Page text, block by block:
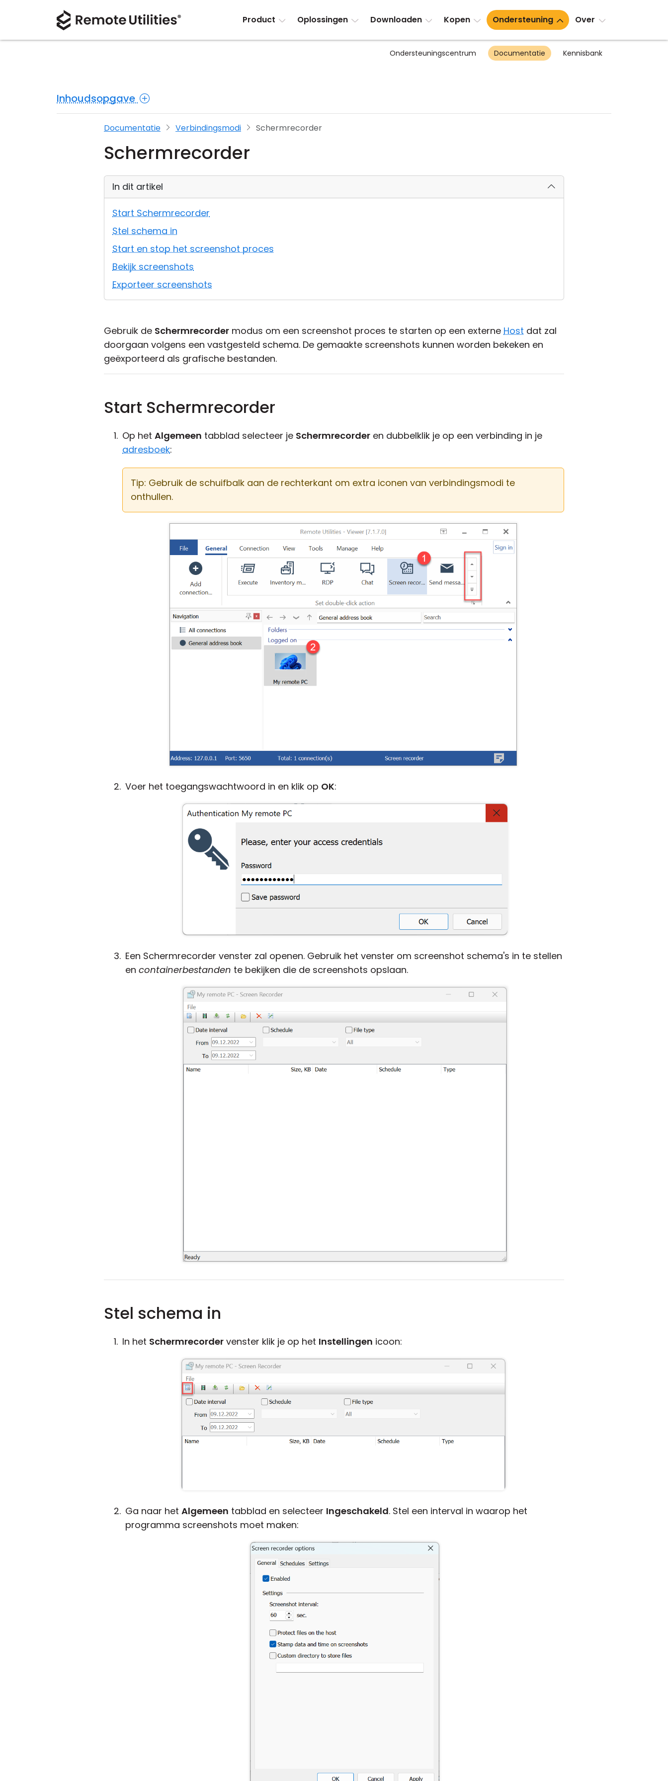
Product Oplossingen Downloaden Kopen Ondersteuning Over
Ondersteuningscentrum Documentatie Kennisbank
Inhoudsopgave
Documentatie Verbindingsmodi Schermrecorder
Schermrecorder
In dit artikel
Start Schermrecorder
Stel schema in
Start en stop het screenshot proces
Bekijk screenshots
Exporteer screenshots
Gebruik de Schermrecorder modus om een screenshot proces te starten op een externe Host dat zal
doorgaan volgens een vastgesteld schema. De gemaakte screenshots kunnen worden bekeken en
geëxporteerd als grafische bestanden.
Start Schermrecorder
Op het Algemeen tabblad selecteer je Schermrecorder en dubbelklik je op een verbinding in je
adresboek:
Tip: Gebruik de schuifbalk aan de rechterkant om extra iconen van verbindingsmodi te
onthullen.
Voer het toegangswachtwoord in en klik op OK:
Een Schermrecorder venster zal openen. Gebruik het venster om screenshot schema's in te stellen
en containerbestanden te bekijken die de screenshots opslaan.
Stel schema in
In het Schermrecorder venster klik je op het Instellingen icoon:
Ga naar het Algemeen tabblad en selecteer Ingeschakeld. Stel een interval in waarop het
programma screenshots moet maken: